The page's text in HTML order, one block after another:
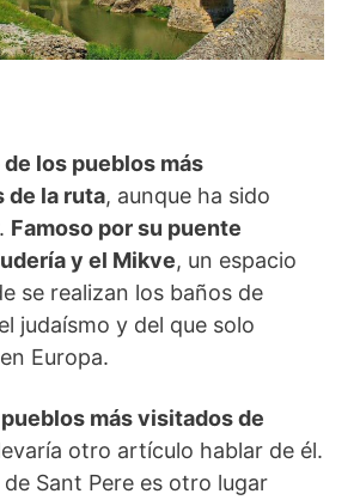
de los pueblos más
de la ruta, aunque ha sido
Famoso por su puente
y el Mikve, un espacio
se realizan los baños de
judaísmo y del que solo
Europa.
más visitados de
otro artículo hablar de él.
Sant Pere es otro lugar